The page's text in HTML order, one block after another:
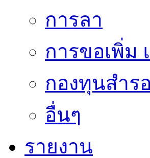
การลา
การขอเพิ่ม
กองทุนสำร
อื่นๆ
รายงาน